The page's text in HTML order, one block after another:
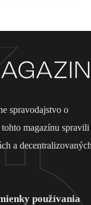
spravodajstvo o
magazínu spravili
a
používania